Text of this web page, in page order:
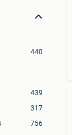
440
439
317
756